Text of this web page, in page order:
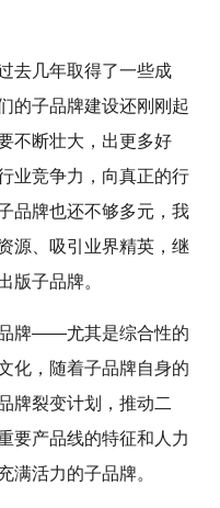
去几年取得了一些成
的子品牌建设还刚刚起
不断壮大，出更多好
业竞争力，向真正的行
品牌也还不够多元，我
源、吸引业界精英，继
版子品牌。
牌——尤其是综合性的
化，随着子品牌自身的
牌裂变计划，推动二
要产品线的特征和人力
满活力的子品牌。